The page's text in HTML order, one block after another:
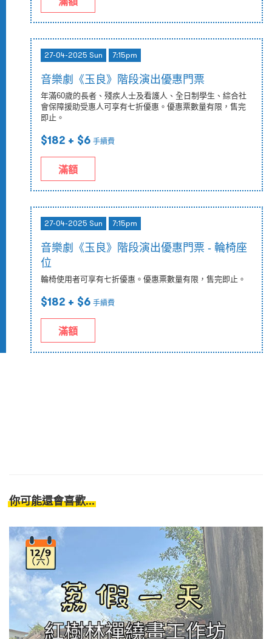
27-04-2025 Sun 7:15pm
音樂劇《玉良》階段演出優惠門票
年滿60歲的長者、殘疾人士及看護人、全日制學生、綜合社
會保障援助受惠人可享有七折優惠。優惠票數量有限，售完
即止。
$182 + $6 手續費
滿額
27-04-2025 Sun 7:15pm
音樂劇《玉良》階段演出優惠門票 - 輪椅座
位
輪椅使用者可享有七折優惠。優惠票數量有限，售完即止。
$182 + $6 手續費
滿額
你可能還會喜歡...